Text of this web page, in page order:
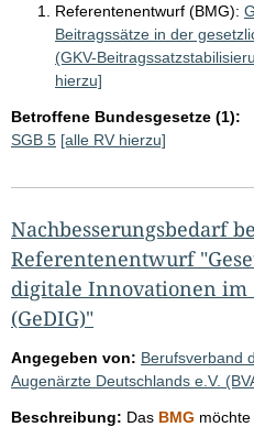
Referentenentwurf (BMG):
Beitragssätze in der
(GKV-
hierzu]
Betroffene Bundesgesetze (1):
SGB 5 [alle RV hierzu]
Nachbesserungsbedarf
Referentenentwurf
digitale Innovationen im
(GeDIG)"
Angegeben von: Berufsverband
Augenärzte Deutschlands e.V.
Beschreibung: Das BMG